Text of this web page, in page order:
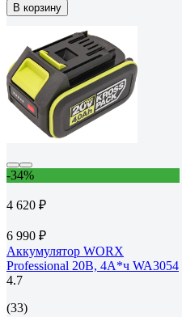
В корзину
-34%
4 620 ₽
6 990 ₽
Аккумулятор WORX
Professional 20В, 4А*ч WA3054
4.7
(33)